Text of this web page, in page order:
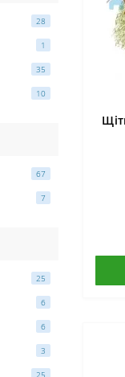
28
1
35
10
67
7
25
6
6
3
25